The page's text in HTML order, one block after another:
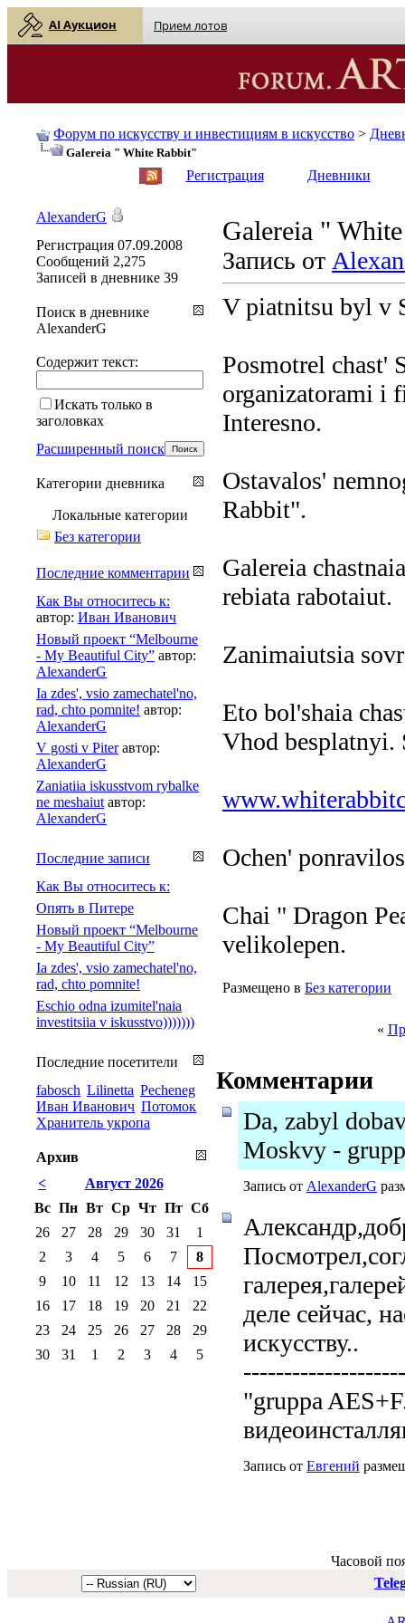
AI Аукцион Прием лотов
Форум по искусству и инвестициям в искусство >
Galereia " White Rabbit"
Регистрация Дневники
Galereia "
Запись от
V piatnitsu byl v
Posmotrel chast'
organizatorami i
Interesno.
Ostavalos'
Rabbit".
Galereia
rebiata rabotaiut.
Zanimaiutsia
Eto bol'shaia
Vhod besplatnyi.
Ochen'
Chai " Dragon
velikolepen.
Размещено в Без категории
«
Комментарии
Da, zabyl
Moskvy -
Запись от AlexanderG
деле сейчас,
искусству..
"gruppa
Запись от Евгений
AlexanderG
Регистрация 07.09.2008
Сообщений 2,275
Записей в дневнике 39
Поиск в дневнике
AlexanderG
Содержит текст:
Искать только в
заголовках
Расширенный поиск
Категории дневника
Локальные категории
Без категории
Последние комментарии
Как Вы относитесь к:
автор: Иван Иванович
Новый проект “Melbourne
- My Beautiful City” автор:
AlexanderG
Ia zdes', vsio zamechatel'no,
rad, chto pomnite! автор:
AlexanderG
V gosti v Piter автор:
AlexanderG
Zaniatiia iskusstvom rybalke
ne meshaiut автор:
AlexanderG
Последние записи
Как Вы относитесь к:
Опять в Питере
Новый проект “Melbourne
- My Beautiful City”
Ia zdes', vsio zamechatel'no,
rad, chto pomnite!
Eschio odna izumitel'naia
investitsiia v iskusstvo)))))))
Последние посетители
fabosch Lilinetta Pecheneg
Иван Иванович Потомок
Хранитель укропа
Архив
<
Август 2026
Вс Пн Вт Ср Чт Пт Сб
26
27 28 29 30 31
1
2
3 4 5 6 7
8
9
10 11 12 13 14
15
16
17 18 19 20 21
22
23
24 25 26 27 28
29
30
31 1 2 3 4 5
Часовой